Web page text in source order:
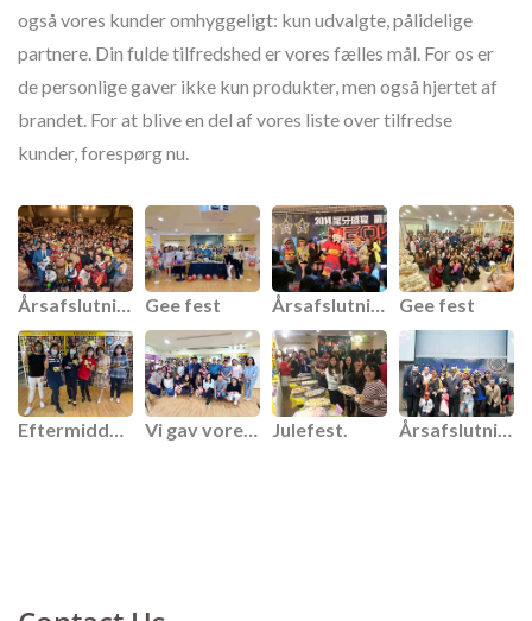
også vores kunder omhyggeligt: kun udvalgte, pålidelige
partnere. Din fulde tilfredshed er vores fælles mål. For os er
de personlige gaver ikke kun produkter, men også hjertet af
brandet. For at blive en del af vores liste over tilfredse
kunder, forespørg nu.
Årsafslutningsfest. Gee fest Årsafslutningsfest. Gee fest
Eftermiddagste Vi gav vores kære kollega en afskedsfest. Julefest. Årsafslutningsfest.